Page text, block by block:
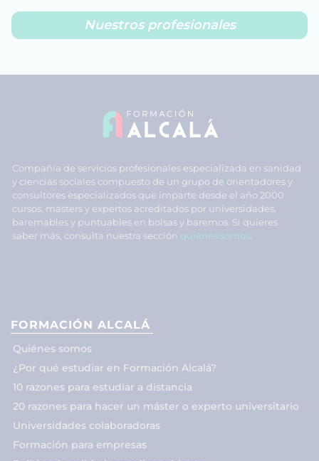
Nuestros profesionales
Compañía de servicios profesionales especializada en sanidad
y ciencias sociales compuesto de un grupo de orientadores y
consultores especializados que imparte desde el año 2000
cursos, másters y expertos acreditados por universidades,
baremables y puntuables en bolsas y baremos. Si quieres
saber más, consulta nuestra sección quiénes somos
FORMACIÓN ALCALÁ
Quiénes somos
¿Por qué estudiar en Formación Alcalá?
10 razones para estudiar a distancia
20 razones para hacer un máster o experto universitario
Universidades colaboradoras
Formación para empresas